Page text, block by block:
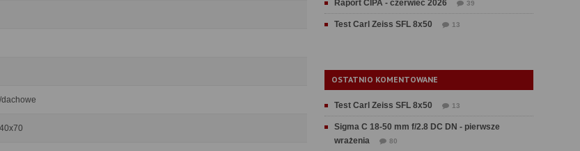
dachowe
Raport CIPA - czerwiec 2026 39
Test Carl Zeiss SFL 8x50 13
OSTATNIO KOMENTOWANE
Test Carl Zeiss SFL 8x50 13
Sigma C 18-50 mm f/2.8 DC DN - pierwsze
wrażenia
80